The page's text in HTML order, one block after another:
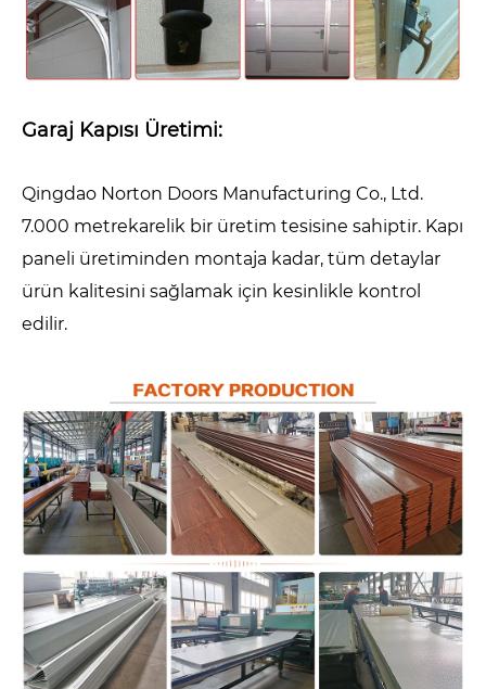
Garaj Kapısı Üretimi:
Qingdao Norton Doors Manufacturing Co., Ltd.
7.000 metrekarelik bir üretim tesisine sahiptir. Kapı
paneli üretiminden montaja kadar, tüm detaylar
ürün kalitesini sağlamak için kesinlikle kontrol
edilir.